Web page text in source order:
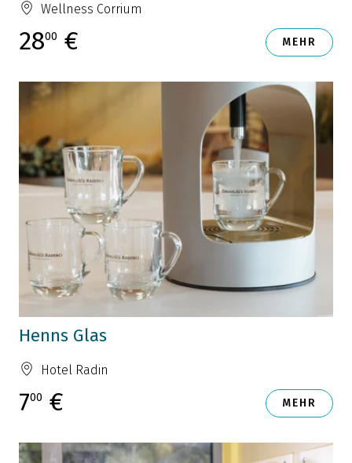
Wellness Corrium
2800 € MEHR
Henns Glas
Hotel Radin
700 € MEHR